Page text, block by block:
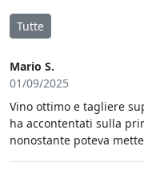
Tutte
Mario S.
01/09/2025
Vino ottimo e tagliere
ha accontentati sulla
nonostante poteva